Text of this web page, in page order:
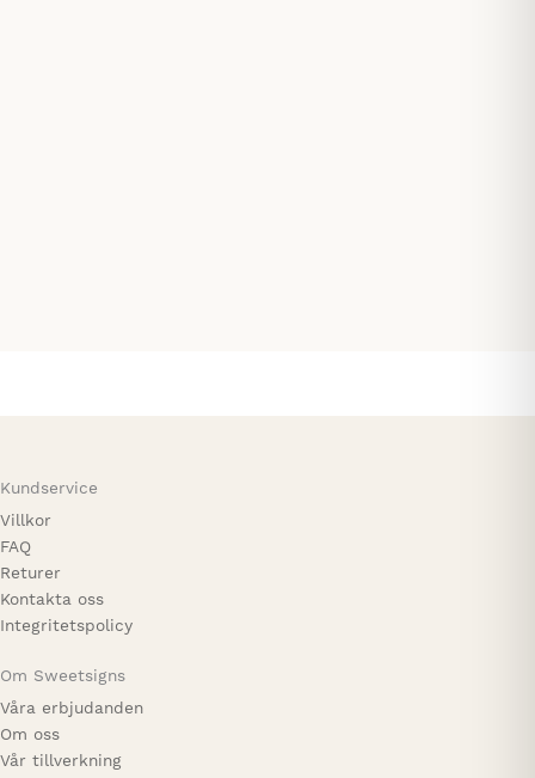
Kundservice
Villkor
FAQ
Returer
Kontakta oss
Integritetspolicy
Om Sweetsigns
Våra erbjudanden
Om oss
Vår tillverkning